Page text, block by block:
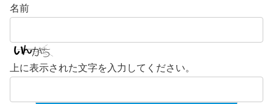
名前
上に表示された文字を入力してください。